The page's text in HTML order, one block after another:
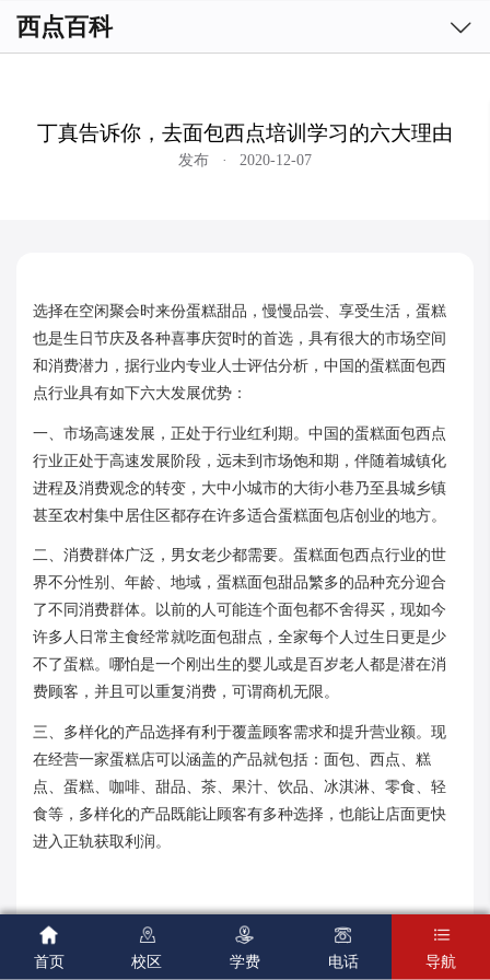
西点百科 
丁真告诉你，去面包西点培训学习的六大理由
发布 · 2020-12-07
选择在空闲聚会时来份蛋糕甜品，慢慢品尝、享受生活，蛋糕
也是生日节庆及各种喜事庆贺时的首选，具有很大的市场空间
和消费潜力，据行业内专业人士评估分析，中国的蛋糕面包西
点行业具有如下六大发展优势：
一、市场高速发展，正处于行业红利期。中国的蛋糕面包西点
行业正处于高速发展阶段，远未到市场饱和期，伴随着城镇化
进程及消费观念的转变，大中小城市的大街小巷乃至县城乡镇
甚至农村集中居住区都存在许多适合蛋糕面包店创业的地方。
二、消费群体广泛，男女老少都需要。蛋糕面包西点行业的世
界不分性别、年龄、地域，蛋糕面包甜品繁多的品种充分迎合
了不同消费群体。以前的人可能连个面包都不舍得买，现如今
许多人日常主食经常就吃面包甜点，全家每个人过生日更是少
不了蛋糕。哪怕是一个刚出生的婴儿或是百岁老人都是潜在消
费顾客，并且可以重复消费，可谓商机无限。
三、多样化的产品选择有利于覆盖顾客需求和提升营业额。现
在经营一家蛋糕店可以涵盖的产品就包括：面包、西点、糕
点、蛋糕、咖啡、甜品、茶、果汁、饮品、冰淇淋、零食、轻
食等，多样化的产品既能让顾客有多种选择，也能让店面更快
进入正轨获取利润。
四、灵活的商业模式可对接不同的创业需求。蛋糕店规模可大
可小，结合当地消费需求和创业者资金投入而定，蛋糕面包店

首页

校区

学费

电话

导航